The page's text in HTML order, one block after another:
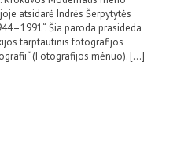
atsidarė Indrės Šerpytytės
Šia paroda prasideda
tarptautinis fotografijos
(Fotografijos mėnuo). […]